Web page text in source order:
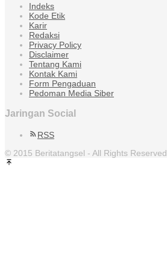
Indeks
Kode Etik
Karir
Redaksi
Privacy Policy
Disclaimer
Tentang Kami
Kontak Kami
Form Pengaduan
Pedoman Media Siber
Jaringan Social
RSS
© 2015 Beritatangsel - All Rights Reserved.